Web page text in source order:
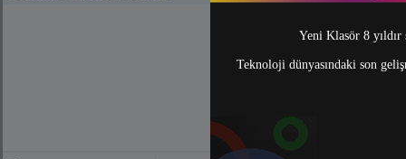
Yeni Klasör 8
Teknoloji dünyasındaki son